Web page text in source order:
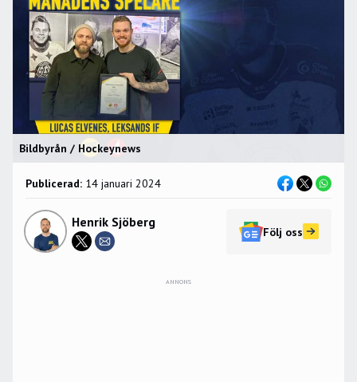
Bildbyrån / Hockeynews
Publicerad: 14 januari 2024
Henrik Sjöberg
Följ oss
ANNONS